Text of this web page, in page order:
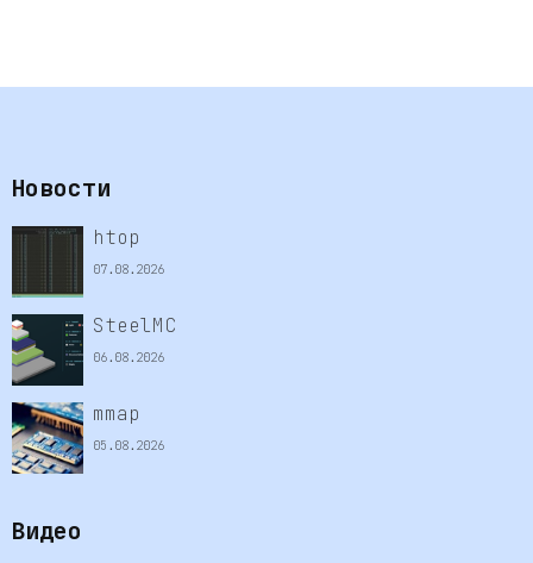
Новости
htop
07.08.2026
SteelMC
06.08.2026
mmap
05.08.2026
Видео